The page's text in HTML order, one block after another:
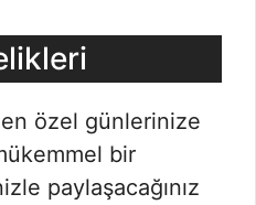
özel günlerinize
bir
paylaşacağınız